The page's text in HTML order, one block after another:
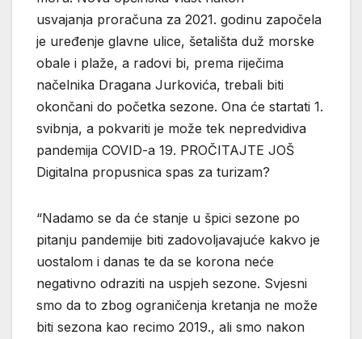
usvajanja proračuna za 2021. godinu započela
je uređenje glavne ulice, šetališta duž morske
obale i plaže, a radovi bi, prema riječima
načelnika Dragana Jurkovića, trebali biti
okončani do početka sezone. Ona će startati 1.
svibnja, a pokvariti je može tek nepredvidiva
pandemija COVID-a 19. PROČITAJTE JOŠ
Digitalna propusnica spas za turizam?
“Nadamo se da će stanje u špici sezone po
pitanju pandemije biti zadovoljavajuće kakvo je
uostalom i danas te da se korona neće
negativno odraziti na uspjeh sezone. Svjesni
smo da to zbog ograničenja kretanja ne može
biti sezona kao recimo 2019., ali smo nakon